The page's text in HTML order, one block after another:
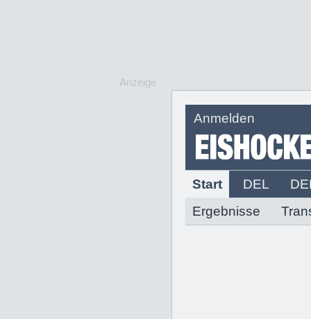
Anmelden
Start DEL
Ergebnisse
Anzeige